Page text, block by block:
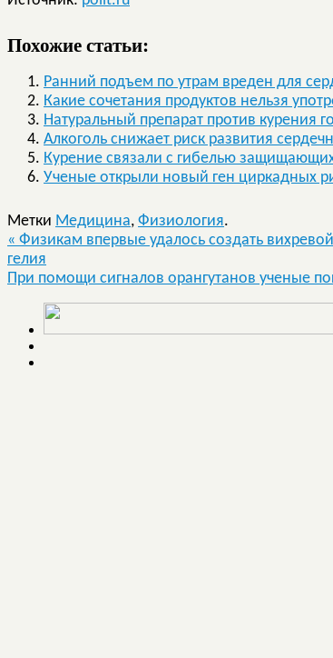
Похожие статьи:
Ранний подъем по утрам вреден для
Какие сочетания продуктов нельзя
Натуральный препарат против курения
Алкоголь снижает риск развития
Курение связали с гибелью
Ученые открыли новый ген циркадных
Метки Медицина, Физиология.
« Физикам впервые удалось создать
гелия
При помощи сигналов орангутанов ученые